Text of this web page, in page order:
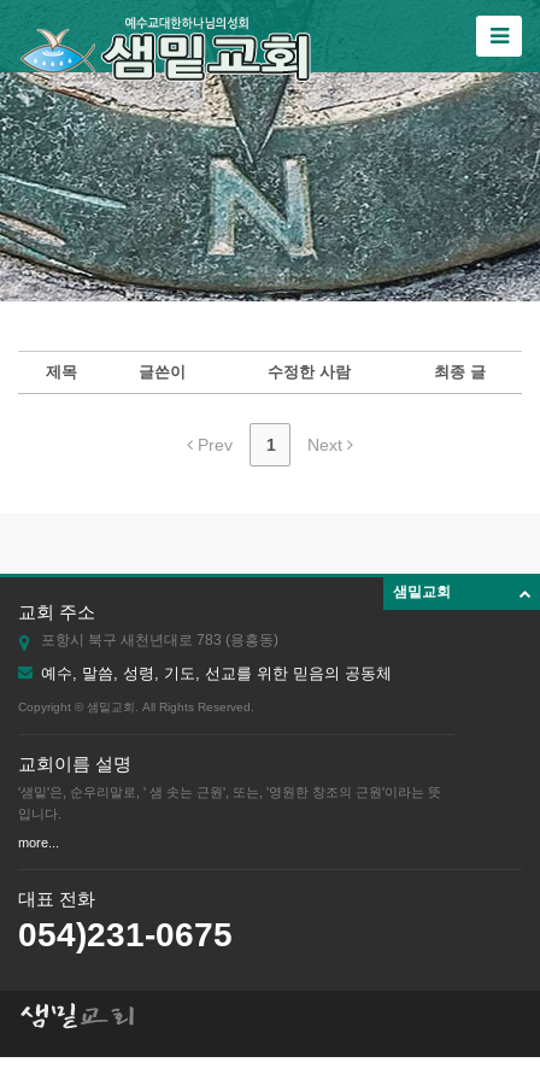
제목 글쓴이 수정한 사람 최종 글
Prev 1 Next
샘밑교회
교회 주소
포항시 북구 새천년대로 783 (용흥동)
예수, 말씀, 성령, 기도, 선교를 위한 믿음의 공동체
Copyright © 샘밑교회. All Rights Reserved.
교회이름 설명
'샘밑'은, 순우리말로, ' 샘 솟는 근원', 또는, '영원한 창조의 근원'이라는 뜻
입니다.
more...
대표 전화
054)231-0675